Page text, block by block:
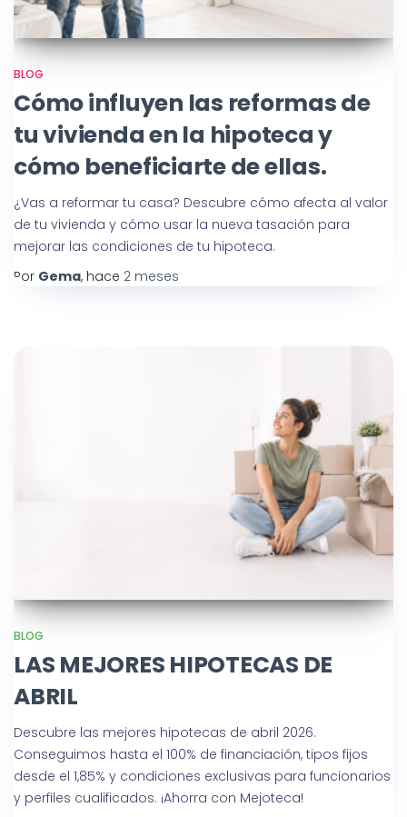
BLOG
Cómo influyen las reformas de
tu vivienda en la hipoteca y
cómo beneficiarte de ellas.
¿Vas a reformar tu casa? Descubre cómo afecta al valor
de tu vivienda y cómo usar la nueva tasación para
mejorar las condiciones de tu hipoteca.
Por Gema, hace 2 meses
BLOG
LAS MEJORES HIPOTECAS DE
ABRIL
Descubre las mejores hipotecas de abril 2026.
Conseguimos hasta el 100% de financiación, tipos fijos
desde el 1,85% y condiciones exclusivas para funcionarios
y perfiles cualificados. ¡Ahorra con Mejoteca!